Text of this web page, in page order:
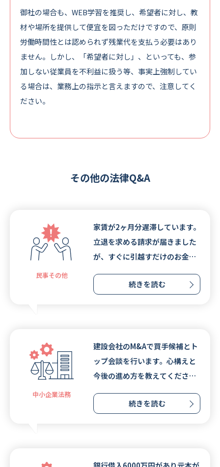
御社の場合も、WEB学習を推奨し、希望者に対し、教
材や場所を提供して便宜を図っただけですので、原則
労働時間性とは認められず残業代を支払う必要はあり
ません。しかし、「希望者に対し」、といっても、参
加しない従業員を不利益に扱う等、事実上強制してい
る場合は、業務上の指示と言えますので、注意してく
ださい。
その他の法律Q&A
民事その他
家賃が2ヶ月分遅滞しています。
立退を求める請求が届きました
が、すぐに引越すだけのお金が
続きを読む
中小企業法務
建設会社のM&Aで買手候補とト
ップ会談を行います。心構えと
今後の進め方を教えてくださ
続きを読む